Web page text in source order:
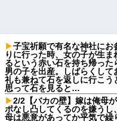
子宝祈願で有名な神社にお
りに行った時、女の子が生ま
るという赤い石を持ち帰った
男の子を出産。しばらくして
礼も兼ねて石を返しに行こう
思って石を見ると…
2/2【バカの壁】嫁は俺母
ポなし凸してくるのを嫌うし、
母は悪意があってか平気で繰